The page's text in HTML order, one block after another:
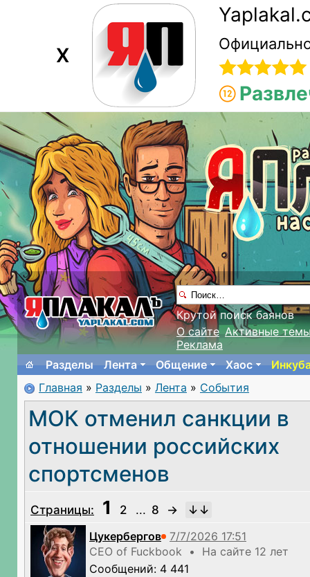
X
Крутой поиск баянов
О сайте Активные
Реклама
Разделы
Лента Общение Хаос
Главная » Разделы » Лента » События
МОК отменил санкции в
отношении российских
спортсменов
Страницы: 1 2 ... 8
→
Цукербергов
CEO of Fuckbook • На сайте 12 лет
Сообщений: 4 441